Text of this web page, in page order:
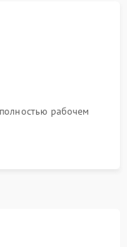
рабочем